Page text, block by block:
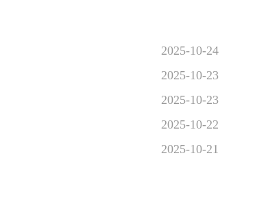
2025-10-24
2025-10-23
2025-10-23
2025-10-22
2025-10-21